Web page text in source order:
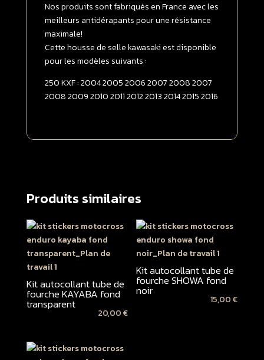
|
Verte
Nos produits sont fabriqués en France avec les
meilleurs antidérapants pour une résistance
maximale!
Cette housse de selle kawasaki est disponible
pour les modèles suivants :
250 KXF : 2004 2005 2006 2007 2008 2007
2008 2009 2010 2011 2012 2013 2014 2015 2016
Produits similaires
Kit autocollant tube de
fourche KAYABA fond
transparent
20,00€
Kit autocollant tube de
fourche SHOWA fond
noir
15,00€